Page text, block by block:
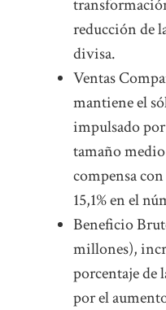
reducción de
divisa.
Ventas
mantiene el
impulsado
tamaño medio
compensa
15,1% en el
Beneficio
millones),
porcentaje de
por el